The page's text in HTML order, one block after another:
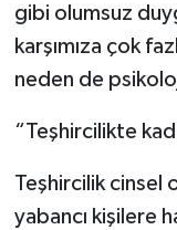
gibi olumsuz
karşımıza çok
neden de
“Teşhircilikte
Teşhircilik cinsel
yabancı kişilere